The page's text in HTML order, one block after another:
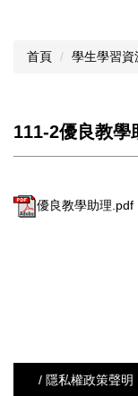
首頁 學生學習資
111-2優良教學
優良教學助理.pdf
/ 隱私權政策聲明